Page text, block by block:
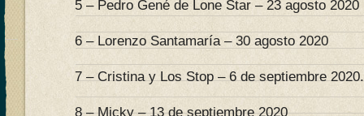
5 – Pedro Gené de Lone Star – 23 agosto 2020
6 – Lorenzo Santamaría – 30 agosto 2020
7 – Cristina y Los Stop – 6 de septiembre 2020.
8 – Micky – 13 de septiembre 2020